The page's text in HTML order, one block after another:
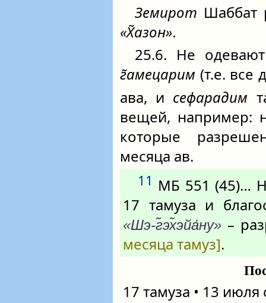
Земирот Шаббат
«Х̃азон».
25.6. Не
г̃амецарим (т.е. все
ава, и сефарадим
вещей, например:
которые
месяца ав.
11 МБ 551 (45)…
17 тамуза и
«Шэ-г̃эх̃эйа́ну» –
месяца тамуз].
17 тамуза • 13